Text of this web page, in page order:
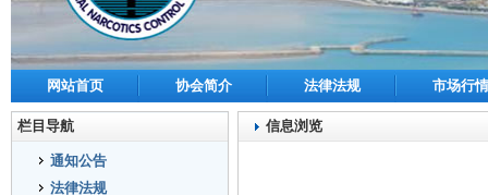
网站首页 协会简介 法律法规 市场行情
栏目导航
通知公告
法律法规
信息浏览